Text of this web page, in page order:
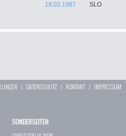
18.02.1987 SLO
| DATENSCHUTZ | KONTAKT| IMPRESSUM
SONDERSEITEN